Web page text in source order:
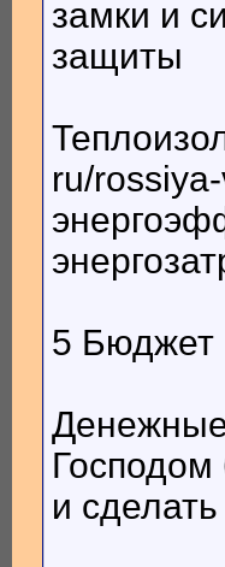
замки и
защиты
ru/
5 Бюджет
Господом
и